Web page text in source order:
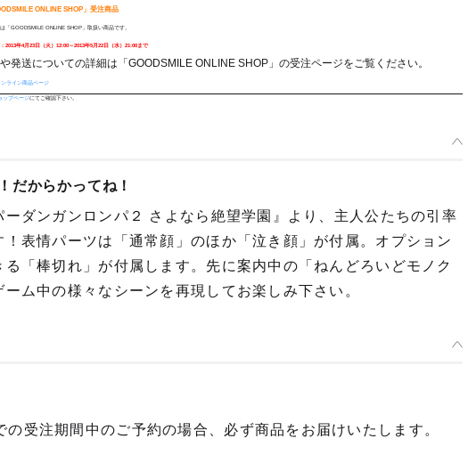
ONLINE SHOP」受注商品
「GOODSMILE ONLINE SHOP」取扱い商品です。
2013年4月23日（火）12:00～2013年5月22日（水）21:00まで
発送についての詳細は「GOODSMILE ONLINE SHOP」の受注ページをご覧ください。
ンライン商品ページ
ップページにてご確認下さい。
だからかってね！
ダンガンロンパ２ さよなら絶望学園』より、主人公たちの引率
表情パーツは「通常顔」のほか「泣き顔」が付属。オプション
「棒切れ」が付属します。先に案内中の「ねんどろいどモノク
ム中の様々なシーンを再現してお楽しみ下さい。
受注期間中のご予約の場合、必ず商品をお届けいたします。